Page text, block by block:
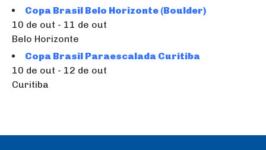
Copa Brasil Belo Horizonte (Boulder)
10 de out - 11 de out
Belo Horizonte
Copa Brasil Paraescalada Curitiba
10 de out - 12 de out
Curitiba